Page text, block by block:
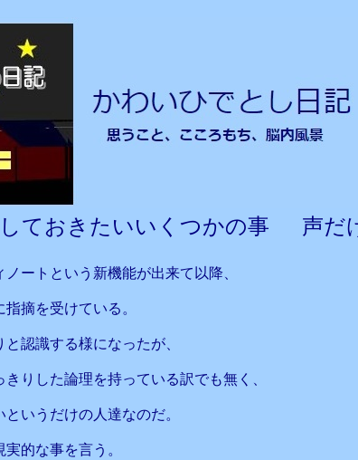
ておきたいいくつかの事 声だ
ートという新機能が出来て以降、
摘を受けている。
認識する様になったが、
りした論理を持っている訳でも無く、
いうだけの人達なのだ。
的な事を言う。